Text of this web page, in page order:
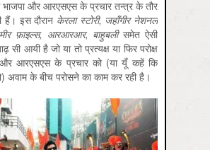
भाजपा और आरएसएस के प्रचार तन्त्र के तौर
हैं। इस दौरान केरला स्टोरी, जहाँगीर नेशनल
फ़ाइल्स, आरआरआर, बाहुबलीसमेत ऐसी
सी आयी है जो या तो प्रत्यक्ष या फिर परोक्ष
आरएसएस के प्रचार को (या यूँ कहें कि
अवाम के बीच परोसने का काम कर रही है।